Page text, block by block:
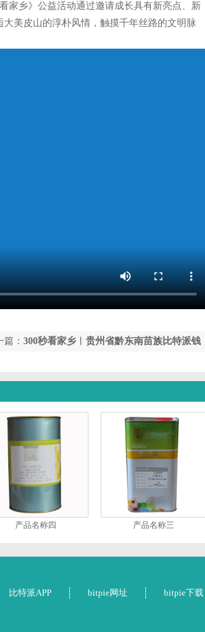
家乡》公益活动通过邀请成长具有新亮点、新
美皮山的淳朴风情，触摸千年丝路的文明脉
篇： 300秒看家乡︱贵州省黔东南苗族比特派钱
产品名称四 产品名称三
比特派APP bitpie网址 bitpie下载